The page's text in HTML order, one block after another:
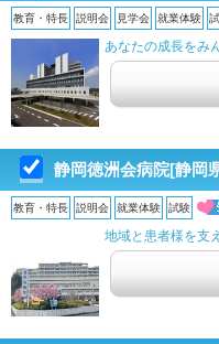
教育・特長 説明会 見学会 就業体験
あなたの成長をみ
静岡徳洲会病院[静岡
教育・特長 説明会 就業体験 試験
地域と患者様を支